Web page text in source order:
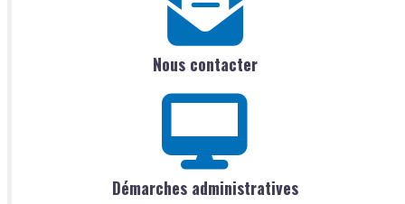
Nous contacter
Démarches administratives